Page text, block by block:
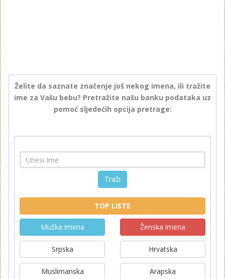
Želite da saznate značenje još nekog imena, ili tražite
ime za Vašu bebu? Pretražite našu banku podataka uz
pomoć sljedećih opcija pretrage:
Traži
TOP LISTE
Muška imena Ženska imena
Srpska Hrvatska
Muslimanska Arapska